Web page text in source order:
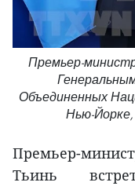
Премьер-
Объединенных
Нью-
Премьер-
Тьинь